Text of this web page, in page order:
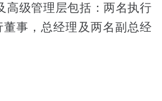
高级管理层包括：两名执行
事，总经理及两名副总经